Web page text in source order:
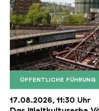
ÖFFENTLICHE FÜHRUNG
Der
Copyright:
17.08.2026, 11:30 Uhr